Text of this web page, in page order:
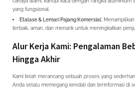
yang fungsional.
Etalase & Lemari Pajang Komersial:
terbaik, aman, dan menarik untuk meningkatkan
Alur Kerja Kami: Pengalaman
Hingga Akhir
Kami telah merancang sebuah proses yang
Anda selalu memegang kendali dan terinformasi di